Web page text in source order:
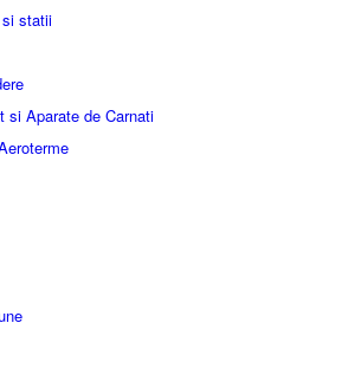
statii
si Aparate de Carnati